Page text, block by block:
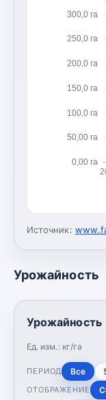
0,00 га
50,00 га
100,0 га
150,0 га
200,0 га
250,0 га
300,0 га
Источник:
Урожайность
Урожайность
Ед. изм.: кг/га
ПЕРИОД Все
ОТОБРАЖЕНИЕ